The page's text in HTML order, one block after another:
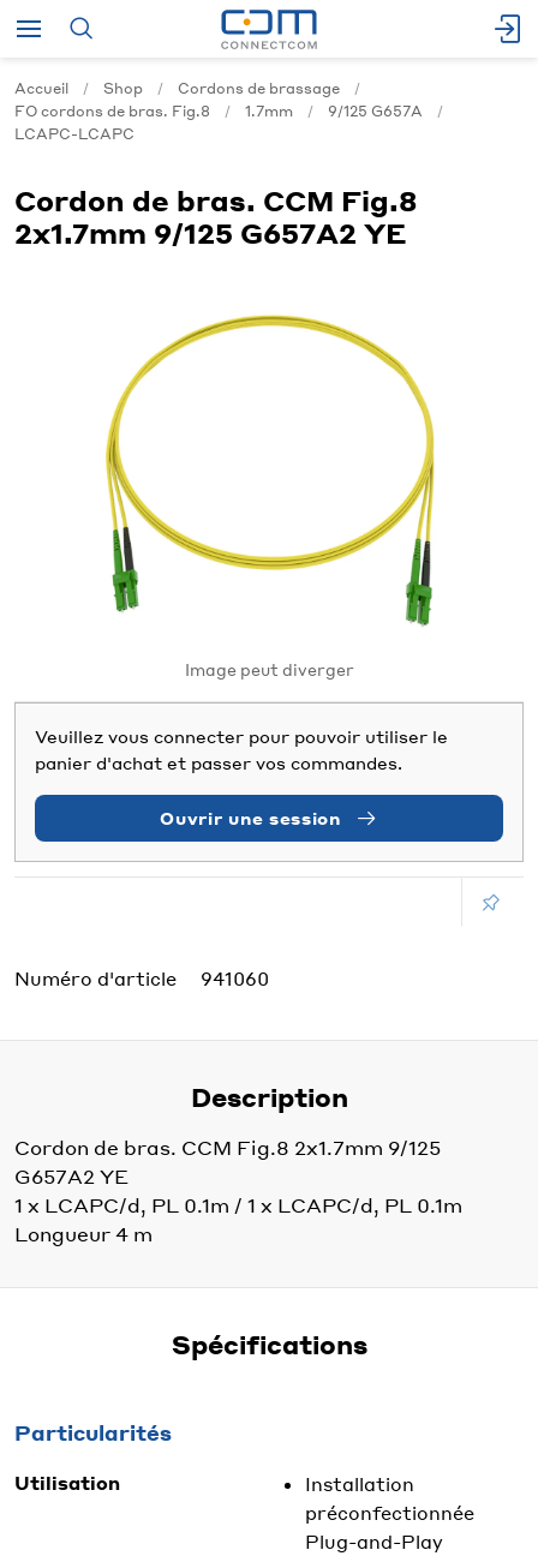
Accueil Shop
Cordons de brassage
FO cordons de bras. Fig.8
1.7mm
9/125 G657A
LCAPC-LCAPC
Cordon de bras. CCM Fig.8
2x1.7mm 9/125 G657A2 YE
Image peut diverger
Veuillez vous connecter pour pouvoir utiliser le
panier d'achat et passer vos commandes.
Ouvrir une session
Numéro d'article 941060
Description
Cordon de bras. CCM Fig.8 2x1.7mm 9/125
G657A2 YE
1 x LCAPC/d, PL 0.1m / 1 x LCAPC/d, PL 0.1m
Longueur 4 m
Spécifications
Particularités
Utilisation
Installation
préconfectionnée
Plug-and-Play